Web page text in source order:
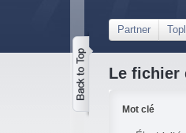
Partner
Le fichier
Mot clé